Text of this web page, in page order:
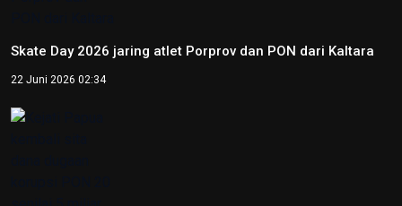
Skate Day 2026 jaring atlet Porprov dan PON dari Kaltara
22 Juni 2026 02:34